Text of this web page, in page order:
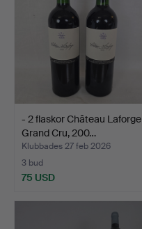
- 2 flaskor Château Laforge
Grand Cru, 200…
Klubbades 27 feb 2026
3 bud
75 USD